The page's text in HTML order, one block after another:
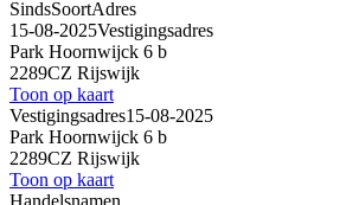
SindsSoortAdres
15-08-2025Vestigingsadres
Park Hoornwijck 6 b
2289CZ Rijswijk
Toon op kaart
Vestigingsadres15-08-2025
Park Hoornwijck 6 b
2289CZ Rijswijk
Toon op kaart
Handelsnamen